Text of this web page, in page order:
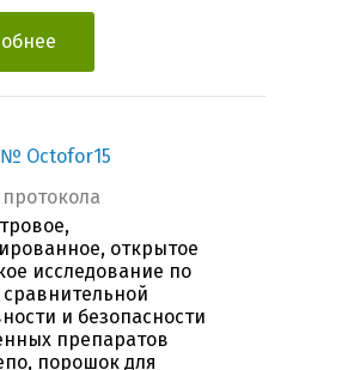
Octofor15
открытое
исследование по
и безопасности
препаратов
порошок для